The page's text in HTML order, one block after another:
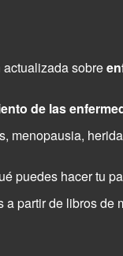
actualizada sobre
de las
menopausia,
puedes hacer tu
partir de libros